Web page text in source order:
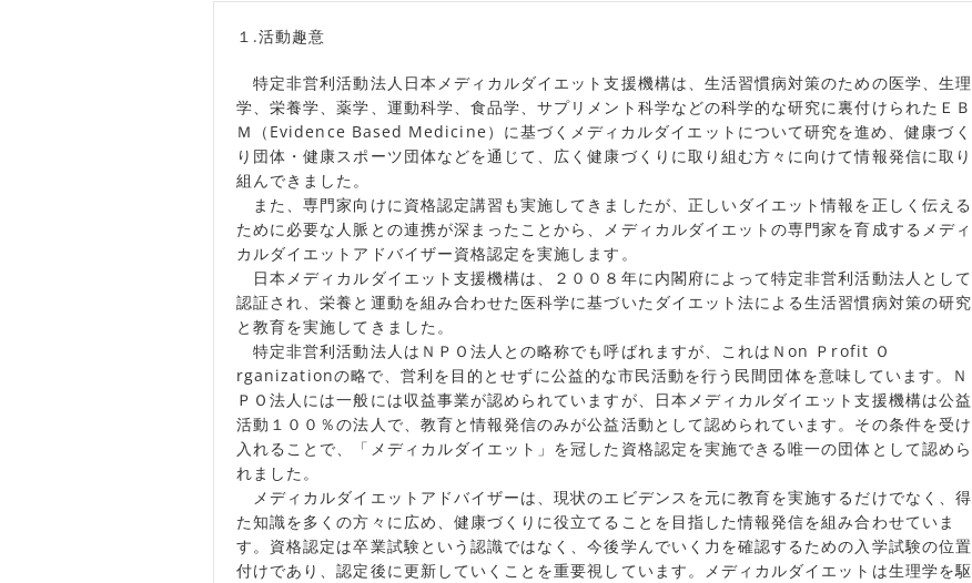
１.活動趣意
特定非営利活動法人日本メディカルダイエット支援機構は、生活習慣病対策のための医学、生理
学、栄養学、薬学、運動科学、食品学、サプリメント科学などの科学的な研究に裏付けられたＥＢ
Ｍ（Evidence Based Medicine）に基づくメディカルダイエットについて研究を進め、健康づく
り団体・健康スポーツ団体などを通じて、広く健康づくりに取り組む方々に向けて情報発信に取り
組んできました。
また、専門家向けに資格認定講習も実施してきましたが、正しいダイエット情報を正しく伝える
ために必要な人脈との連携が深まったことから、メディカルダイエットの専門家を育成するメディ
カルダイエットアドバイザー資格認定を実施します。
日本メディカルダイエット支援機構は、２００８年に内閣府によって特定非営利活動法人として
認証され、栄養と運動を組み合わせた医科学に基づいたダイエット法による生活習慣病対策の研究
と教育を実施してきました。
特定非営利活動法人はＮＰＯ法人との略称でも呼ばれますが、これはＮon Ｐrofit Ｏ
rganizationの略で、営利を目的とせずに公益的な市民活動を行う民間団体を意味しています。Ｎ
ＰＯ法人には一般には収益事業が認められていますが、日本メディカルダイエット支援機構は公益
活動１００％の法人で、教育と情報発信のみが公益活動として認められています。その条件を受け
入れることで、「メディカルダイエット」を冠した資格認定を実施できる唯一の団体として認めら
れました。
メディカルダイエットアドバイザーは、現状のエビデンスを元に教育を実施するだけでなく、得
た知識を多くの方々に広め、健康づくりに役立てることを目指した情報発信を組み合わせていま
す。資格認定は卒業試験という認識ではなく、今後学んでいく力を確認するための入学試験の位置
付けであり、認定後に更新していくことを重要視しています。メディカルダイエットは生理学を駆